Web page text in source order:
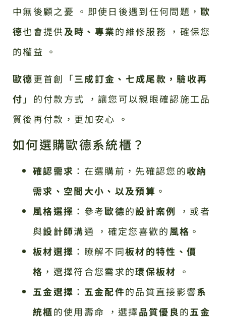
中無後顧之憂 。即使日後遇到任何問題，歐
德也會提供及時、專業的維修服務 ，確保您
的權益 。
歐德更首創「三成訂金、七成尾款，驗收再
付 」的付款方式 ，讓您可以親眼確認施工品
質後再付款，更加安心 。
如何選購歐德系統櫃？
確認需求 ：在選購前，先確認您的收納
需求、空間大小、以及預算 。
風格選擇 ：參考歐德的設計案例
，或者
與設計師溝通 ，確定您喜歡的風格 。
板材選擇 ：瞭解不同板材的特性、價
格 ，選擇符合您需求的環保板材 。
五金選擇 ： 五金配件的品質直接影響系
統櫃的使用壽命 ，選擇品質優良的五金